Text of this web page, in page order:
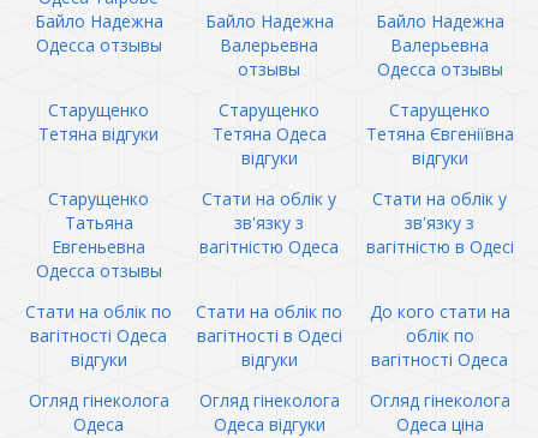
Байло Надежна
Одесса отзывы
Байло Надежна
Валерьевна
отзывы
Байло Надежна
Валерьевна
Одесса отзывы
Старущенко
Тетяна відгуки
Старущенко
Тетяна Одеса
відгуки
Старущенко
Тетяна Євгеніївна
відгуки
Старущенко
Татьяна
Евгеньевна
Одесса отзывы
Стати на облік у
зв'язку з
вагітністю Одеса
Стати на облік у
зв'язку з
вагітністю в Одесі
Стати на облік по
вагітності Одеса
відгуки
Стати на облік по
вагітності в Одесі
відгуки
До кого стати на
облік по
вагітності Одеса
Огляд гінеколога
Одеса
Огляд гінеколога
Одеса відгуки
Огляд гінеколога
Одеса ціна